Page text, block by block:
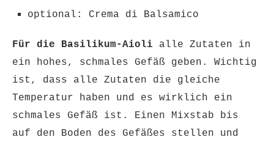
optional: Crema di Balsamico
Für die Basilikum-Aioli alle Zutaten in
ein hohes, schmales Gefäß geben. Wichtig
ist, dass alle Zutaten die gleiche
Temperatur haben und es wirklich ein
schmales Gefäß ist. Einen Mixstab bis
auf den Boden des Gefäßes stellen und